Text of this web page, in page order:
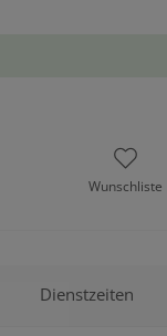
Wunschliste
Dienstzeiten